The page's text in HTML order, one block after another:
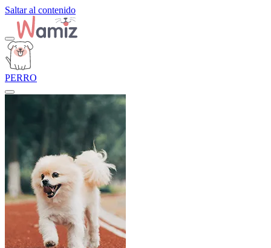
Saltar al contenido
PERRO